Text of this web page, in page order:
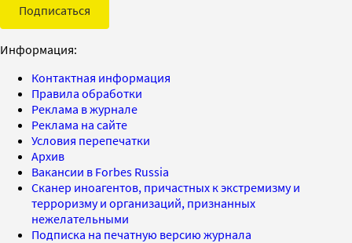
Подписаться
Информация:
Контактная информация
Правила обработки
Реклама в журнале
Реклама на сайте
Условия перепечатки
Архив
Вакансии в Forbes Russia
Сканер иноагентов, причастных к экстремизму и
терроризму и организаций, признанных
нежелательными
Подписка на печатную версию журнала